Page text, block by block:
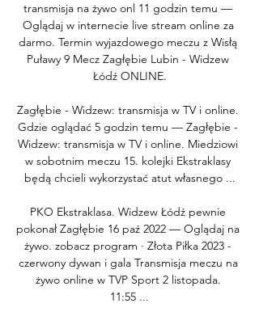
transmisja na żywo onl 11 godzin temu —
Oglądaj w internecie live stream online za
darmo. Termin wyjazdowego meczu z Wisłą
Puławy 9 Mecz Zagłębie Lubin - Widzew
Łódź ONLINE.
Zagłębie - Widzew: transmisja w TV i online.
Gdzie oglądać 5 godzin temu — Zagłębie -
Widzew: transmisja w TV i online. Miedziowi
w sobotnim meczu 15. kolejki Ekstraklasy
będą chcieli wykorzystać atut własnego ...
PKO Ekstraklasa. Widzew Łódź pewnie
pokonał Zagłębie 16 paź 2022 — Oglądaj na
żywo. zobacz program · Złota Piłka 2023 -
czerwony dywan i gala Transmisja meczu na
żywo online w TVP Sport 2 listopada.
11:55 ...